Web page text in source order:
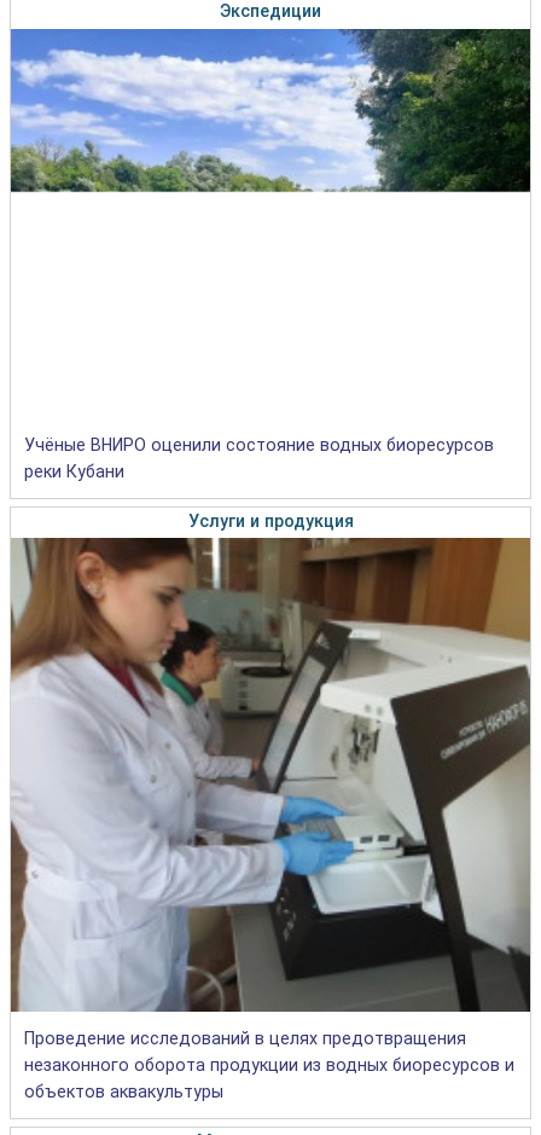
Экспедиции
Учёные ВНИРО оценили состояние водных биоресурсов
реки Кубани
Услуги и продукция
Проведение исследований в целях предотвращения
незаконного оборота продукции из водных биоресурсов и
объектов аквакультуры